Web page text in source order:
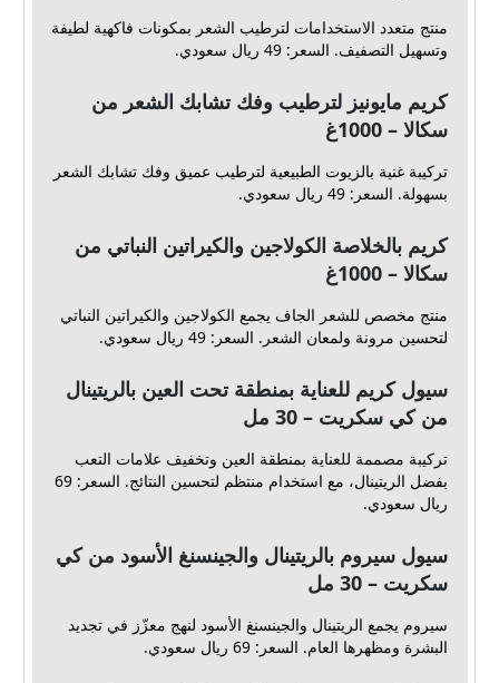
منتج متعدد الاستخدامات لترطيب الشعر بمكونات فاكهية لطيفة
وتسهيل التصفيف. السعر: 49 ريال سعودي.
كريم مايونيز لترطيب وفك تشابك الشعر من
سكالا – 1000غ
تركيبة غنية بالزيوت الطبيعية لترطيب عميق وفك تشابك الشعر
بسهولة. السعر: 49 ريال سعودي.
كريم بالخلاصة الكولاجين والكيراتين النباتي من
سكالا – 1000غ
منتج مخصص للشعر الجاف يجمع الكولاجين والكيراتين النباتي
لتحسين مرونة ولمعان الشعر. السعر: 49 ريال سعودي.
سيول كريم للعناية بمنطقة تحت العين بالريتينال
من كي سكريت – 30 مل
تركيبة مصممة للعناية بمنطقة العين وتخفيف علامات التعب
بفضل الريتينال، مع استخدام منتظم لتحسين النتائج. السعر: 69
ريال سعودي.
سيول سيروم بالريتينال والجينسنغ الأسود من كي
سكريت – 30 مل
سيروم يجمع الريتينال والجينسنغ الأسود لنهج معزّز في تجديد
البشرة ومظهرها العام. السعر: 69 ريال سعودي.